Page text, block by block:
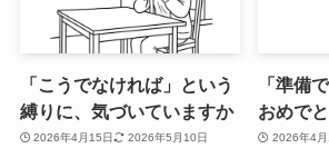
「こうでなければ」という
縛りに、気づいていますか
2026年4月15日 2026年5月10日
「準備
おめで
2026年4月